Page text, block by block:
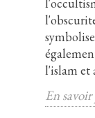
l'islam et
En